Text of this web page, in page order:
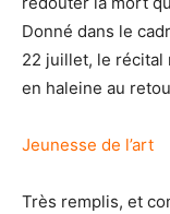
Donné dans le
22 juillet, le récital
en haleine au
Jeunesse de l’art
Très remplis, et